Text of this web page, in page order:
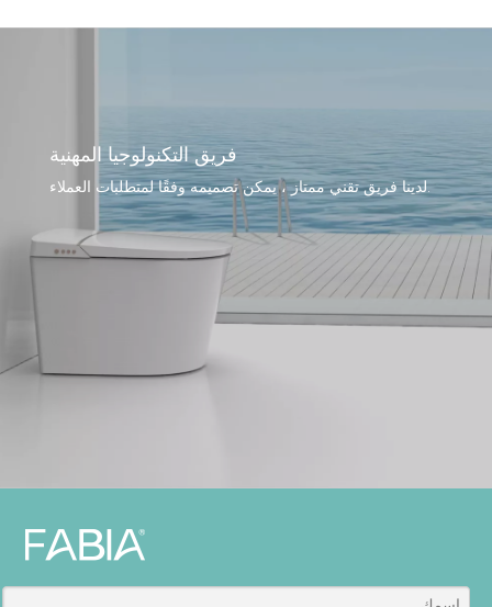
فريق التكنولوجيا المهنية
لدينا فريق تقني ممتاز ، يمكن تصميمه وفقًا لمتطلبات العملاء.